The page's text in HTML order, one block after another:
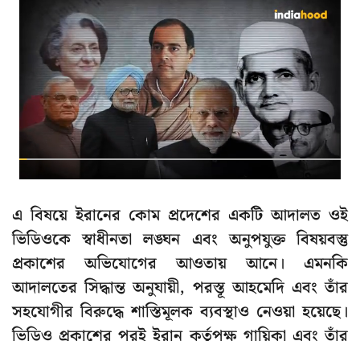
এ বিষয়ে ইরানের কোম প্রদেশের একটি আদালত ওই
ভিডিওকে স্বাধীনতা লঙ্ঘন এবং অনুপযুক্ত বিষয়বস্তু
প্রকাশের অভিযোগের আওতায় আনে। এমনকি
আদালতের সিদ্ধান্ত অনুযায়ী, পরস্তূ আহমেদি এবং তাঁর
সহযোগীর বিরুদ্ধে শাস্তিমূলক ব্যবস্থাও নেওয়া হয়েছে।